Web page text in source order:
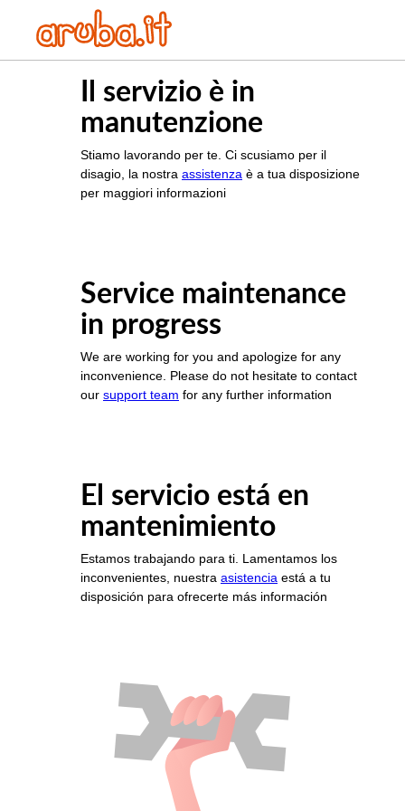
Il servizio è in
manutenzione
Stiamo lavorando per te. Ci scusiamo per il
disagio, la nostra assistenza è a tua disposizione
per maggiori informazioni
Service maintenance
in progress
We are working for you and apologize for any
inconvenience. Please do not hesitate to contact
our support team for any further information
El servicio está en
mantenimiento
Estamos trabajando para ti. Lamentamos los
inconvenientes, nuestra asistencia está a tu
disposición para ofrecerte más información